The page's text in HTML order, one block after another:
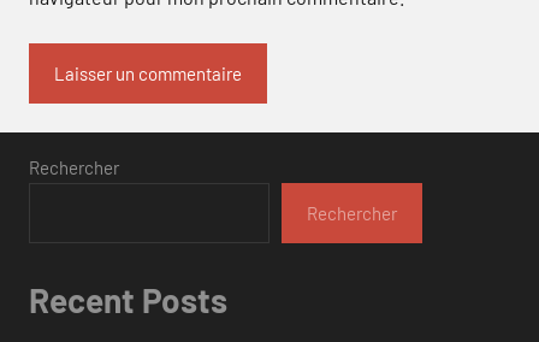
Rechercher
Rechercher
Recent Posts